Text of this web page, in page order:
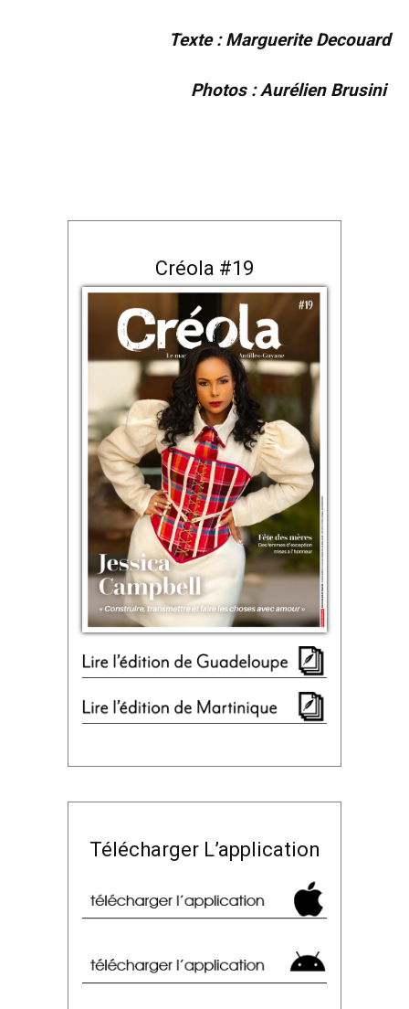
Texte : Marguerite Decouard
Photos : Aurélien Brusini
Créola #19
Télécharger L’application